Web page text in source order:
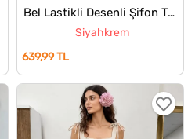
Bel Lastikli Desenli Şifon Tesettür Etek
Siyahkrem
639,99 TL